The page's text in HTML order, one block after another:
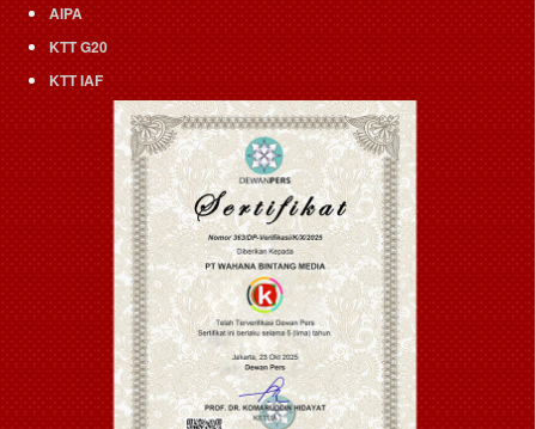
AIPA
KTT G20
KTT IAF